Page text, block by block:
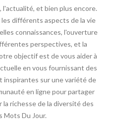
et bien plus encore.
différents aspects de la vie
connaissances, l'ouverture
perspectives, et la
objectif est de vous aider à
en vous fournissant des
sur une variété de
en ligne pour partager
richesse de la diversité des
Mots Du Jour.